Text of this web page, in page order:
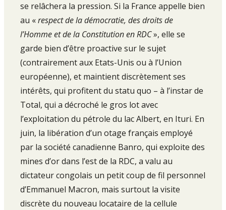
se relâchera la pression. Si la France appelle bien
au «res­pect de la démocratie, des droits de
l’Homme et de la Constitution en RDC», elle se
garde bien d’être proactive sur le sujet
(contraire­ment aux Etats­-Unis ou à l’Union
européenne), et maintient discrè­tement ses
intérêts, qui profitent du statu quo – à l’instar de
Total, qui a décroché le gros lot avec
l’exploitation du pétrole du lac Al­bert, en Ituri. En
juin, la libération d’un otage français employé
par la société canadienne Banro, qui exploite des
mines d’or dans l’est de la RDC, a valu au
dictateur congolais un petit coup de fil person­nel
d’Emmanuel Macron, mais surtout la visite
discrète du nouveau locataire de la cellule